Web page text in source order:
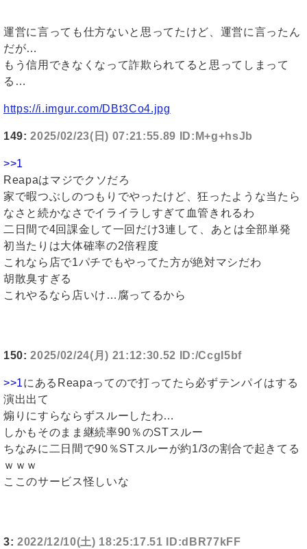
運営に言っても仕方ないと思ってたけど、運営に言ったん
だが…
もう信用できなくなって詐欺られてると思ってしまって
る…
https://i.imgur.com/DBt3Co4.jpg
149:2025/02/23(日) 07:21:55.89 ID:M+g+hsJb
>>1
Reapaはマジでクソだろ
家で暇つぶしのつもりでやったけど、狂ったような当たら
なさと続かなさでイライラしすぎて血管きれるわ
二日間で4回課金して一回だけ3連して、あとは全部単発
初当たりは大体確率の2倍程度
これなら店で1パチでもやってた方が絶対マシだわ
胡散臭すぎる
これやるなら店いけ…腐ってるから
150:2025/02/24(月) 21:12:30.52 ID:/CcgI5bf
>>1にあるReapaってので打ってたら必ずテンパイはする
演出出て
煽りにすらならずスルーしたわ…
しかもそのまま継続率90％のSTスルー
ちなみに二日間で90％STスルーが約1/3の割合で起きてる
ｗｗｗ
ここのサービス怪しいな
3: 2022/12/10(土) 18:25:17.51 ID:dBR77kFF